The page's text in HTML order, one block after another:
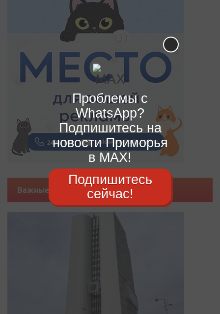
Важные новости
Проблемы с
WhatsApp?
Подпишитесь на
новости Приморья
в MAX!
Подпишитесь
сейчас!